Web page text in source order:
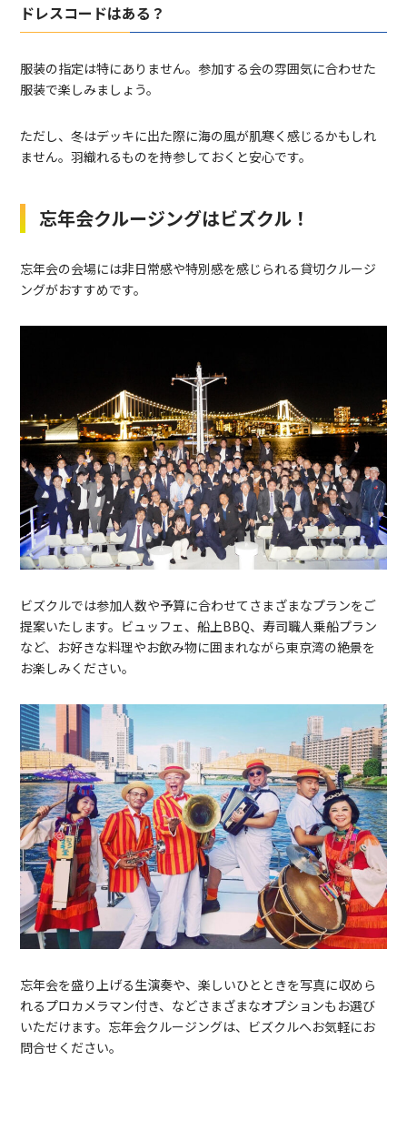
ドレスコードはある？
服装の指定は特にありません。参加する会の雰囲気に合わせた
服装で楽しみましょう。
ただし、冬はデッキに出た際に海の風が肌寒く感じるかもしれ
ません。羽織れるものを持参しておくと安心です。
忘年会クルージングはビズクル！
忘年会の会場には非日常感や特別感を感じられる貸切クルージ
ングがおすすめです。
ビズクルでは参加人数や予算に合わせてさまざまなプランをご
提案いたします。ビュッフェ、船上BBQ、寿司職人乗船プラン
など、お好きな料理やお飲み物に囲まれながら東京湾の絶景を
お楽しみください。
忘年会を盛り上げる生演奏や、楽しいひとときを写真に収めら
れるプロカメラマン付き、などさまざまなオプションもお選び
いただけます。忘年会クルージングは、ビズクルへお気軽にお
問合せください。